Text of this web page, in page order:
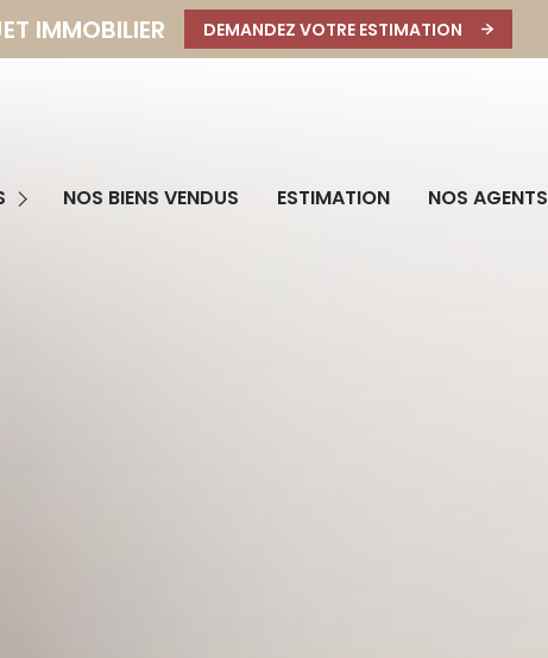
IMMOBILIER DEMANDEZ VOTRE ESTIMATION
Neufs NOS BIENS VENDUS ESTIMATION NOS AGENTS